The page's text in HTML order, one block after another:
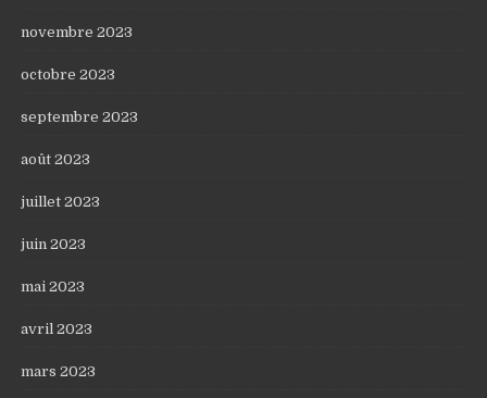
novembre 2023
octobre 2023
septembre 2023
août 2023
juillet 2023
juin 2023
mai 2023
avril 2023
mars 2023